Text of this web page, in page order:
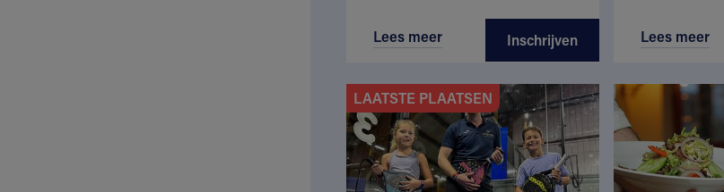
Lees meer Inschrijven Lees meer
LAATSTE PLAATSEN